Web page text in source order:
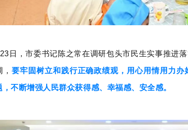
日，市委书记陈之常在调研包头市民生实事推进
，要牢固树立和践行正确政绩观，用心用情用力
，不断增强人民群众获得感、幸福感、安全感。